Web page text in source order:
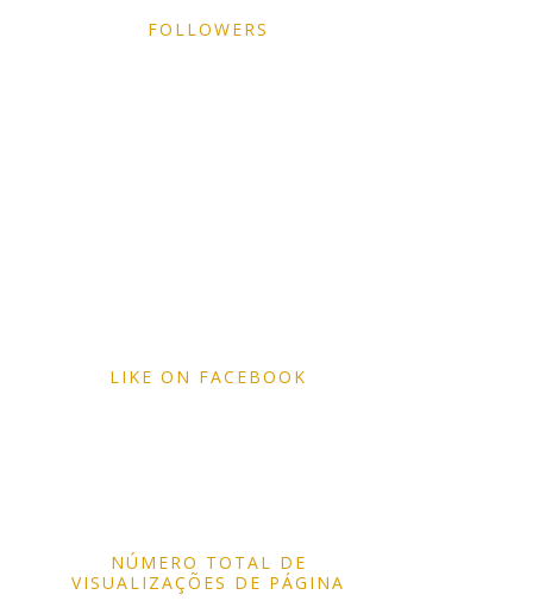
FOLLOWERS
LIKE ON FACEBOOK
NÚMERO TOTAL DE
VISUALIZAÇÕES DE PÁGINA